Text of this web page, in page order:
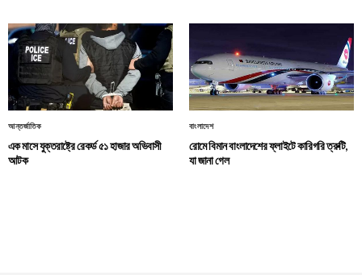
আন্তর্জাতিক
এক মাসে যুক্তরাষ্ট্রে রেকর্ড ৫১ হাজার অভিবাসী
আটক
বাংলাদেশ
রোমে বিমান বাংলাদেশের ফ্লাইটে কারিগরি ত্রুটি,
যা জানা গেল